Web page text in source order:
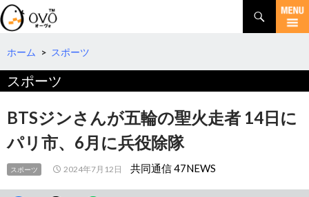
検
索
コ
テ
へ
移
動
ホーム > スポーツ
スポーツ
BTSジンさんが五輪の聖火走者 14日に
パリ市、6月に兵役除隊
スポーツ 2024年7月12日 共同通信 47NEWS